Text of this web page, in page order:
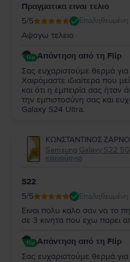
Πραγματικα ειναι τελιο
5/5 Επαληθευμένη
Αψογω τελειο
Απάντηση από τη Flip
Σας ευχαριστούμε θερμά
Χαιρόμαστε ιδιαίτερα που
και ότι η εμπειρία σας ήταν
την εμπιστοσύνη σας και
Galaxy S24 Ultra.
ΚΩΝΣΤΑΝΤΙΝΟΣ
Samsung Galaxy S22
καινούργιο
S22
5/5 Επαληθευμένη
Ειναι πολυ καλο σαν να το
σε 3 κινητα που εχω παρει
Απάντηση από τη Flip
Σας ευχαριστούμε θερμά